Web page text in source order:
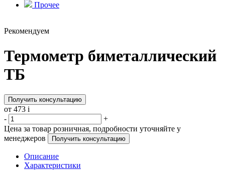
Прочее
Рекомендуем
Термометр биметаллический
ТБ
Получить консультацию
от 473 i
-
+
Цена за товар розничная, подробности уточняйте у
менеджеров
Получить консультацию
Описание
Характеристики